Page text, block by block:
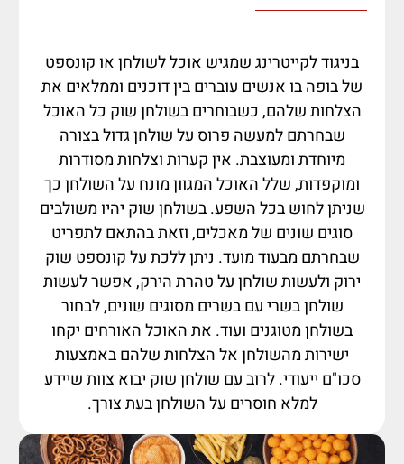
בניגוד לקייטרינג שמגיש אוכל לשולחן או קונספט
של בופה בו אנשים עוברים בין דוכנים וממלאים את
הצלחות שלהם, כשבוחרים בשולחן שוק כל האוכל
שבחרתם למעשה פרוס על שולחן גדול בצורה
מיוחדת ומעוצבת. אין קערות וצלחות מסודרות
ומוקפדות, שלל האוכל המגוון מונח על השולחן כך
שניתן לחוש בכל השפע. בשולחן שוק יהיו משולבים
סוגים שונים של מאכלים, וזאת בהתאם לתפריט
שבחרתם מבעוד מועד. ניתן ללכת על קונספט שוק
ירוק ולעשות שולחן על טהרת הירק, אפשר לעשות
שולחן בשרי עם בשרים מסוגים שונים, לבחור
בשולחן מטוגנים ועוד. את האוכל האורחים יקחו
ישירות מהשולחן אל הצלחות שלהם באמצעות
סכו"ם ייעודי. לרוב עם שולחן שוק יבוא צוות שיידע
למלא חוסרים על השולחן בעת צורך.